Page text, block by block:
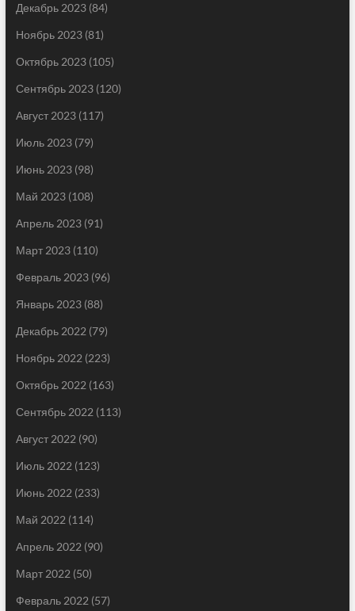
Декабрь 2023(84)
Ноябрь 2023(81)
Октябрь 2023(105)
Сентябрь 2023(120)
Август 2023(117)
Июль 2023(79)
Июнь 2023(98)
Май 2023(108)
Апрель 2023(91)
Март 2023(110)
Февраль 2023(96)
Январь 2023(88)
Декабрь 2022 (79)
Ноябрь 2022 (223)
Октябрь 2022 (163)
Сентябрь 2022 (113)
Август 2022 (90)
Июль 2022 (123)
Июнь 2022 (233)
Май 2022 (114)
Апрель 2022 (90)
Март 2022 (50)
Февраль 2022 (57)